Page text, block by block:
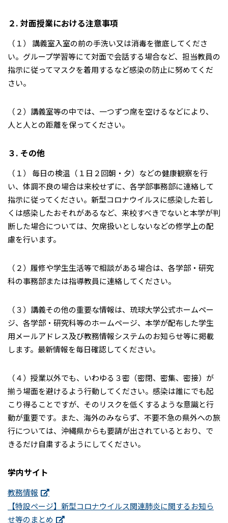
２. 対面授業における注意事項
（１） 講義室入室の前の手洗い又は消毒を徹底してくださ
い。グループ学習等にて対面で会話する場合など、担当教員の
指示に従ってマスクを着用するなど感染の防止に努めてくだ
さい。
（２）講義室等の中では、一つずつ席を空けるなどにより、
人と人との距離を保ってください。
３. その他
（１） 毎日の検温（１日２回朝・夕）などの健康観察を行
い、体調不良の場合は来校せずに、各学部事務部に連絡して
指示に従ってください。新型コロナウイルスに感染した若し
くは感染したおそれがあるなど、来校すべきでないと本学が判
断した場合については、欠席扱いとしないなどの修学上の配
慮を行います。
（２）履修や学生生活等で相談がある場合は、各学部・研究
科の事務部または指導教員に連絡してください。
（３）講義その他の重要な情報は、琉球大学公式ホームペー
ジ、各学部・研究科等のホームページ、本学が配布した学生
用メールアドレス及び教務情報システムのお知らせ等に掲載
します。最新情報を毎日確認してください。
（４）授業以外でも、いわゆる３密（密閉、密集、密接）が
揃う場面を避けるよう行動してください。感染は誰にでも起
こり得ることですが、そのリスクを低くするような意識と行
動が重要です。また、海外のみならず、不要不急の県外への旅
行については、沖縄県からも要請が出されているとおり、で
きるだけ自粛するようにしてください。
学内サイト
教務情報
【特設ページ】新型コロナウイルス関連肺炎に関するお知ら
せ等のまとめ